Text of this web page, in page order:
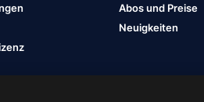
Abos und Preise
Neuigkeiten